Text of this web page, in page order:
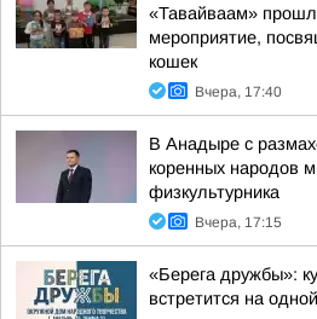
«Тавайваам»
мероприятие,
кошек
Вчера, 17:40
В Анадыре с
коренных народов
физкультурника
Вчера, 17:15
«Берега дружбы»:
встретится на